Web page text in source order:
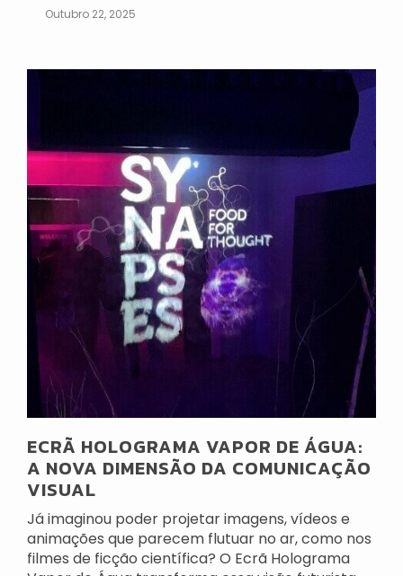
Outubro 22, 2025
ECRÃ HOLOGRAMA VAPOR DE ÁGUA:
A NOVA DIMENSÃO DA COMUNICAÇÃO
VISUAL
Já imaginou poder projetar imagens, vídeos e
animações que parecem flutuar no ar, como nos
filmes de ficção científica? O Ecrã Holograma